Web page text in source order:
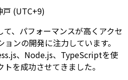
戸 (UTC+9)
、パフォーマンスが高くアクセ
ンの開発に注力しています。
、Node.js、TypeScriptを使
を成功させてきました。